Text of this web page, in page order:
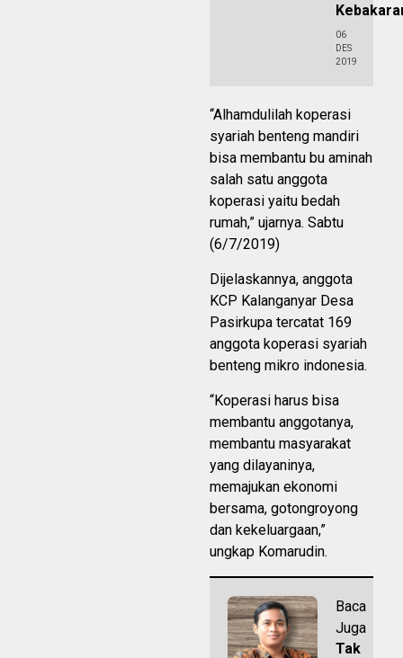
06
DES
2019
“Alhamdulilah koperasi
syariah benteng mandiri
bisa membantu bu aminah
salah satu anggota
koperasi yaitu bedah
rumah,” ujarnya. Sabtu
(6/7/2019)
Dijelaskannya, anggota
KCP Kalanganyar Desa
Pasirkupa tercatat 169
anggota koperasi syariah
benteng mikro indonesia.
“Koperasi harus bisa
membantu anggotanya,
membantu masyarakat
yang dilayaninya,
memajukan ekonomi
bersama, gotongroyong
dan kekeluargaan,”
ungkap Komarudin.
Baca
Juga
Tak